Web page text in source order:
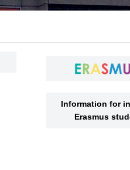
Information for
Erasmus